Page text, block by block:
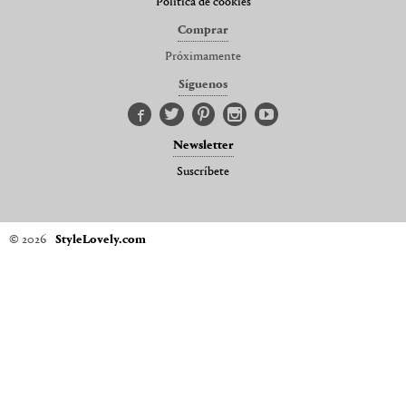
Política de cookies
Comprar
Próximamente
Síguenos
Newsletter
Suscríbete
© 2026 StyleLovely.com